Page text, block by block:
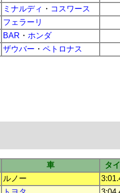
ミナルディ ・ コスワース
フェラーリ
BAR ・ ホンダ
ザウバー ・ ペトロナス
車
タ
ルノー